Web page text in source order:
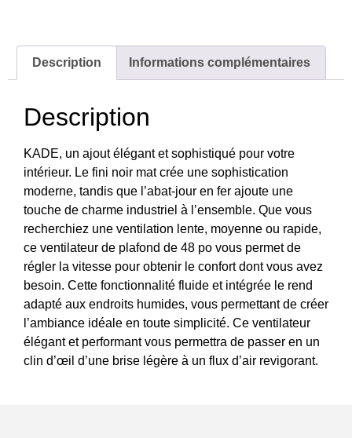
Description Informations complémentaires
Description
KADE, un ajout élégant et sophistiqué pour votre
intérieur. Le fini noir mat crée une sophistication
moderne, tandis que l’abat-jour en fer ajoute une
touche de charme industriel à l’ensemble. Que vous
recherchiez une ventilation lente, moyenne ou rapide,
ce ventilateur de plafond de 48 po vous permet de
régler la vitesse pour obtenir le confort dont vous avez
besoin. Cette fonctionnalité fluide et intégrée le rend
adapté aux endroits humides, vous permettant de créer
l’ambiance idéale en toute simplicité. Ce ventilateur
élégant et performant vous permettra de passer en un
clin d’œil d’une brise légère à un flux d’air revigorant.